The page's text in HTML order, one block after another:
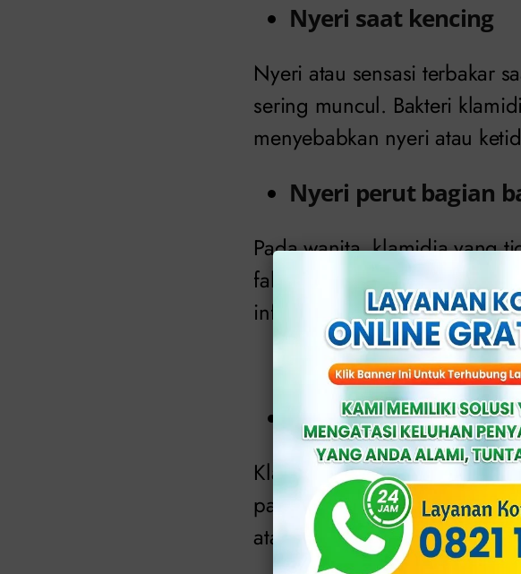
Nyeri saat kencing
Nyeri atau sensasi terbakar
sering muncul. Bakteri
menyebabkan nyeri atau
Nyeri perut bagian
Pada wanita, klamidia yang
falopi dan menyebabkan
infeksi yang serius dan perlu
>>
Perdarahan
Klamidia dapat
pada wanita. Jika Anda
atau setelah berhubungan